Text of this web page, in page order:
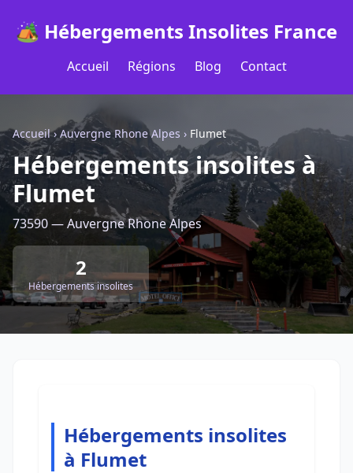
🏕️ Hébergements Insolites France
Accueil Régions Blog Contact
Accueil›Auvergne Rhone Alpes › Flumet
Hébergements insolites à
Flumet
73590 — Auvergne Rhone Alpes
2
Hébergements insolites
Hébergements insolites
à Flumet